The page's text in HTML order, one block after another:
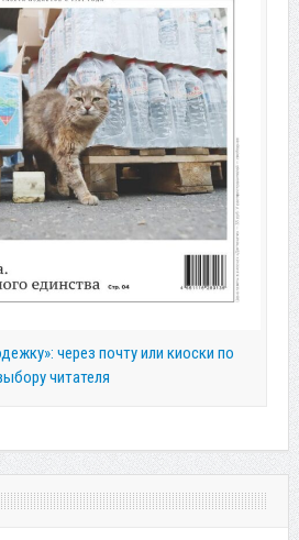
через почту или киоски по
читателя